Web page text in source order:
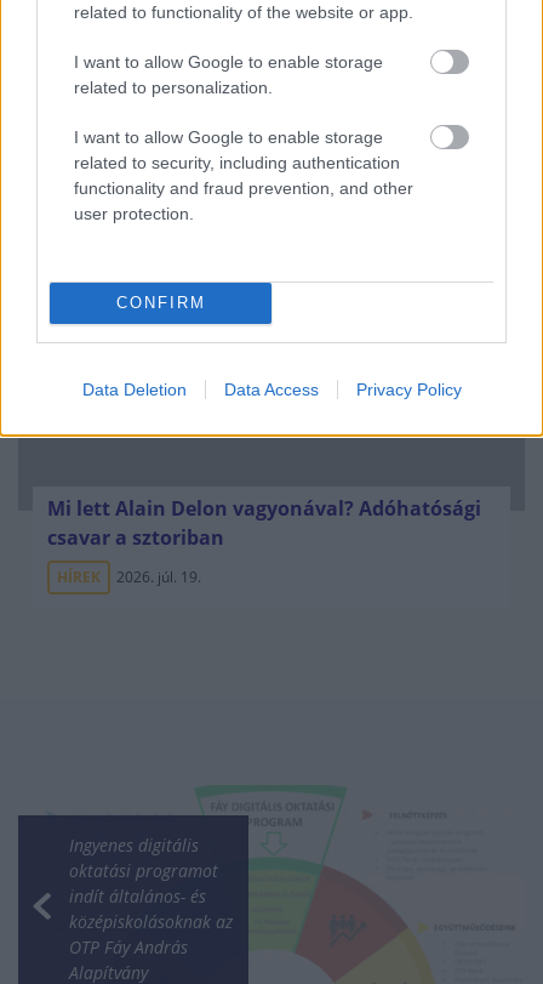
related to functionality of the website or app.
I want to allow Google to enable storage
related to personalization.
I want to allow Google to enable storage
related to security, including authentication
functionality and fraud prevention, and other
user protection.
CONFIRM
Data Deletion Data Access Privacy Policy
Minden idők legjövedelmezőbbje és
legdrágábbja volt az amerikai foci vb -
gyorsmérleg
2026. júl. 20.
Mi lett Alain Delon vagyonával? Adóhatósági
csavar a sztoriban
HÍREK 2026. júl. 19.
Ingyenes digitális
oktatási programot
indít általános- és
középiskolásoknak az
OTP Fáy András
Alapítvány